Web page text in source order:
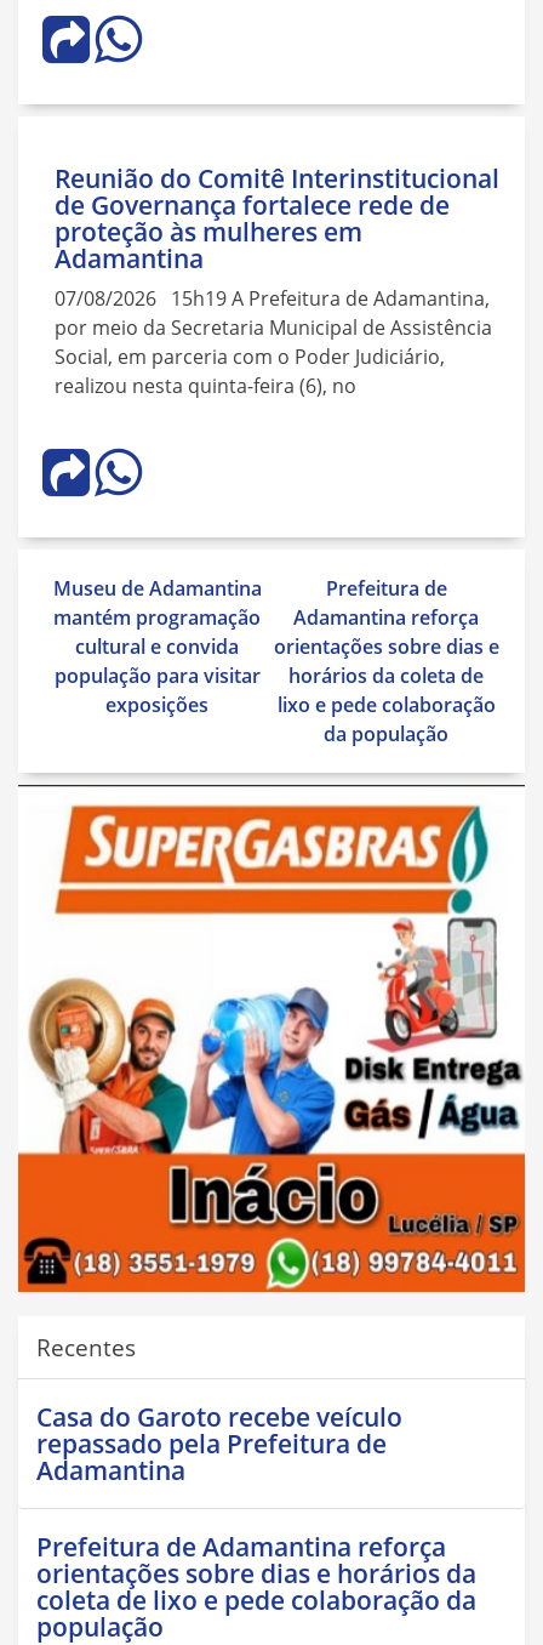
Reunião do Comitê Interinstitucional
de Governança fortalece rede de
proteção às mulheres em
Adamantina
07/08/2026 15h19 A Prefeitura de Adamantina,
por meio da Secretaria Municipal de Assistência
Social, em parceria com o Poder Judiciário,
realizou nesta quinta-feira (6), no
Navegação
de
Post
Museu de Adamantina
mantém programação
cultural e convida
população para visitar
exposições
Prefeitura de
Adamantina reforça
orientações sobre dias e
horários da coleta de
lixo e pede colaboração
da população
Recentes
Casa do Garoto recebe veículo
repassado pela Prefeitura de
Adamantina
Prefeitura de Adamantina reforça
orientações sobre dias e horários da
coleta de lixo e pede colaboração da
população